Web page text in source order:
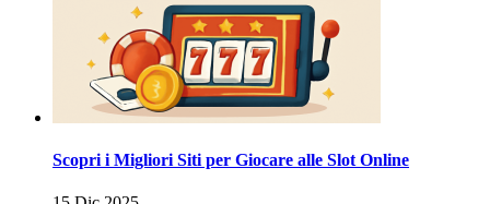
Scopri i Migliori Siti per Giocare alle Slot Online